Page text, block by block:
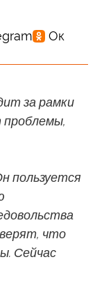
за рамки
пользуется
что
Сейчас